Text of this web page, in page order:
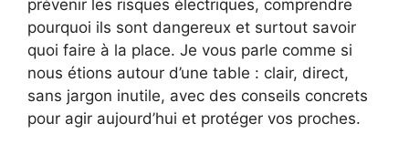
prévenir les risques électriques, comprendre
pourquoi ils sont dangereux et surtout savoir
quoi faire à la place. Je vous parle comme si
nous étions autour d’une table : clair, direct,
sans jargon inutile, avec des conseils concrets
pour agir aujourd’hui et protéger vos proches.